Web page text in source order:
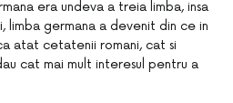
era undeva a treia limba, insa
germana a devenit din ce in
atat cetatenii romani, cat si
cat mai mult interesul pentru a